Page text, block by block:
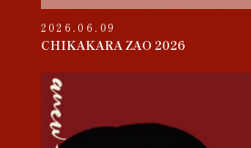
2026.06.09
CHIKAKARA ZAO 2026